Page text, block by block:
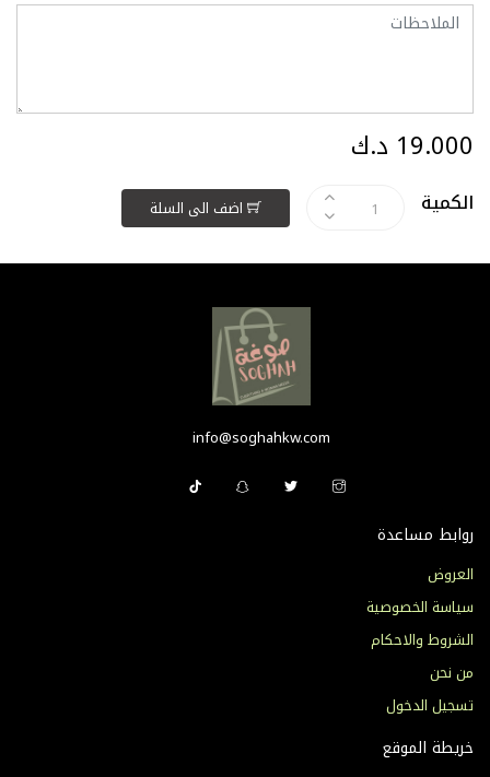
19.000 د.ك
الكمية
info@soghahkw.com
روابط مساعدة
العروض
سياسة الخصوصية
الشروط والاحكام
من نحن
تسجيل الدخول
خريطة الموقع